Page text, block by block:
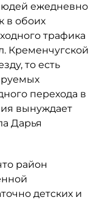
ежедневно
в обоих
трафика
Кременчугской
то есть
перехода в
вынуждает
Дарья
район
детских и